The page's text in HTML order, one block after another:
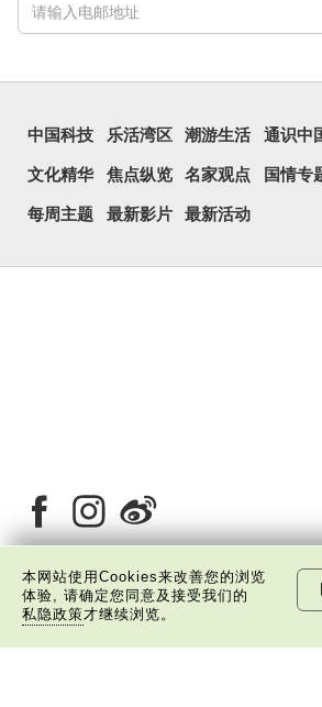
代甲骨文，古字形从三口，
表示众多...
中国科技 乐活湾区 潮游生活 通识中
文化精华 焦点纵览 名家观点 国情专
每周主题 最新影片 最新活动
关于我们 版权告示 私隐政策声明
本网站使用Cookies来改善您的浏览
体验, 请确定您同意及接受我们的
私隐政策才继续浏览。